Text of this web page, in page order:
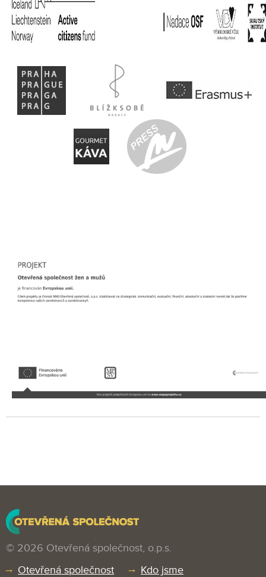
© 2026 Otevřená společnost, o.p.s.
Otevřená společnost
Kdo jsme